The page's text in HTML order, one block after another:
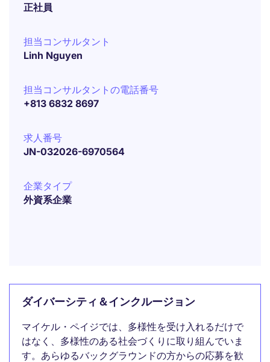
正社員
担当コンサルタント
Linh Nguyen
担当コンサルタントの電話番号
+813 6832 8697
求人番号
JN-032026-6970564
企業タイプ
外資系企業
ダイバーシティ＆インクルージョン
マイケル・ペイジでは、多様性を受け入れるだけで
はなく、多様性のある社会づくりに取り組んでいま
す。あらゆるバックグラウンドの方からの応募を歓